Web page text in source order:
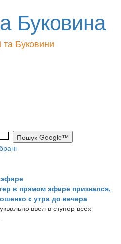
Буковина
та Буковини
в прямом эфире признался,
с утра до вечера
ввел в ступор всех